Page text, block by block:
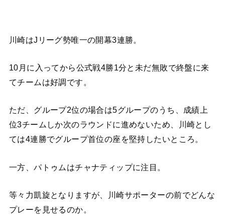
川崎はJリーグ勢唯一の開幕3連勝。
10月に入ってから公式戦4勝1分と未だ無敗で終盤に来
てチームは好調です。
ただ、グループ2位の場合は5グループのうち、成績上
位3チームしか次のラウンドに進めないため、川崎とし
ては4連勝でグループ首位の座を堅持したいところ。
一方、パトゥムはチャナティップに注目。
等々力凱旋となりますが、川崎サポーターの前でどんな
プレーを見せるのか。